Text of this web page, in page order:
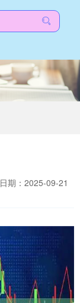
日期：2025-09-21